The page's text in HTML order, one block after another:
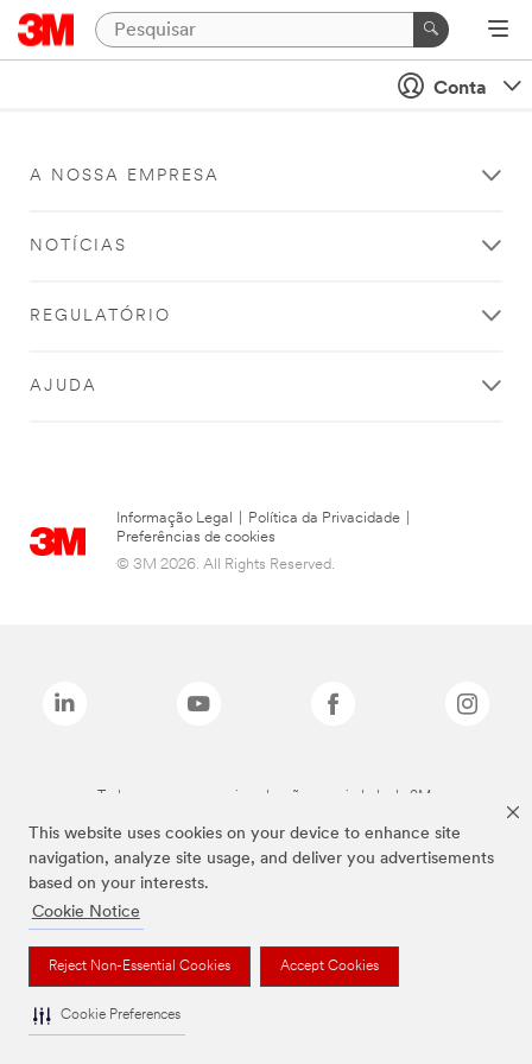
This website uses cookies on your device to enhance site
navigation, analyze site usage, and deliver you advertisements
based on your interests.
Cookie Notice
Reject Non-Essential Cookies Accept Cookies
Cookie Preferences
Conta
A NOSSA EMPRESA
NOTÍCIAS
REGULATÓRIO
AJUDA
Informação Legal Política da Privacidade
Preferências de cookies
© 3M 2026. All Rights Reserved.
Todas as marcas mencionadas são propriedade da 3M.